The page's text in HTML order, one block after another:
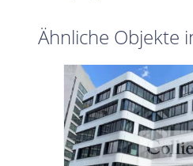
Ähnliche Objekte